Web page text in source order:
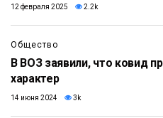
12 февраля 2025 2.2k
Общество
В ВОЗ заявили, что ковид
характер
14 июня 2024 3k